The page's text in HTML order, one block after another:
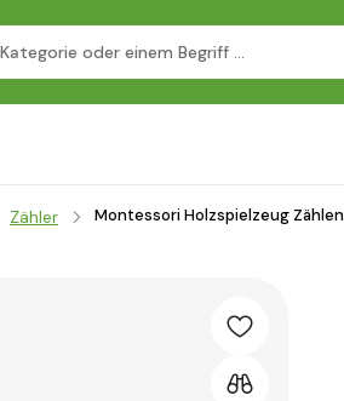
Zähler Montessori Holzspielzeug Zählen